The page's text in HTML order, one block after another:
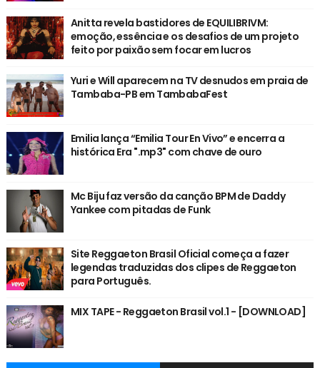
Anitta revela bastidores de EQUILIBRIVM:
emoção, essência e os desafios de um projeto
feito por paixão sem focar em lucros
Yuri e Will aparecem na TV desnudos em praia de
Tambaba-PB em TambabaFest
Emilia lança “Emilia Tour En Vivo” e encerra a
histórica Era ".mp3" com chave de ouro
Mc Biju faz versão da canção BPM de Daddy
Yankee com pitadas de Funk
Site Reggaeton Brasil Oficial começa a fazer
legendas traduzidas dos clipes de Reggaeton
para Português.
MIX TAPE - Reggaeton Brasil vol.1 - [DOWNLOAD]